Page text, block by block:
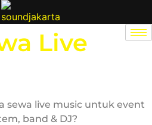
Live
sewa live music untuk event
band & DJ?